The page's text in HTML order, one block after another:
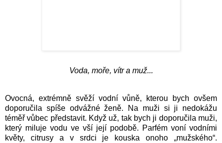
Voda, moře, vítr a muž...
Ovocná, extrémně svěží vodní vůně, kterou bych ovšem
doporučila spíše odvážné ženě. Na muži si ji nedokážu
téměř vůbec představit. Když už, tak bych ji doporučila muži,
který miluje vodu ve vší její podobě. Parfém voní vodními
květy, citrusy a v srdci je kouska onoho „mužského“.